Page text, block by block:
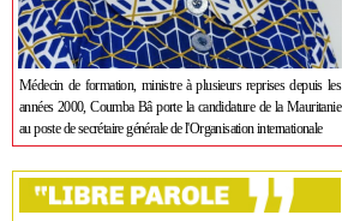
Médecin de formation, ministre à plusieurs reprises depuis les
années 2000, Coumba Bâ porte la candidature de la Mauritanie
au poste de secrétaire générale de l'Organisation internationale